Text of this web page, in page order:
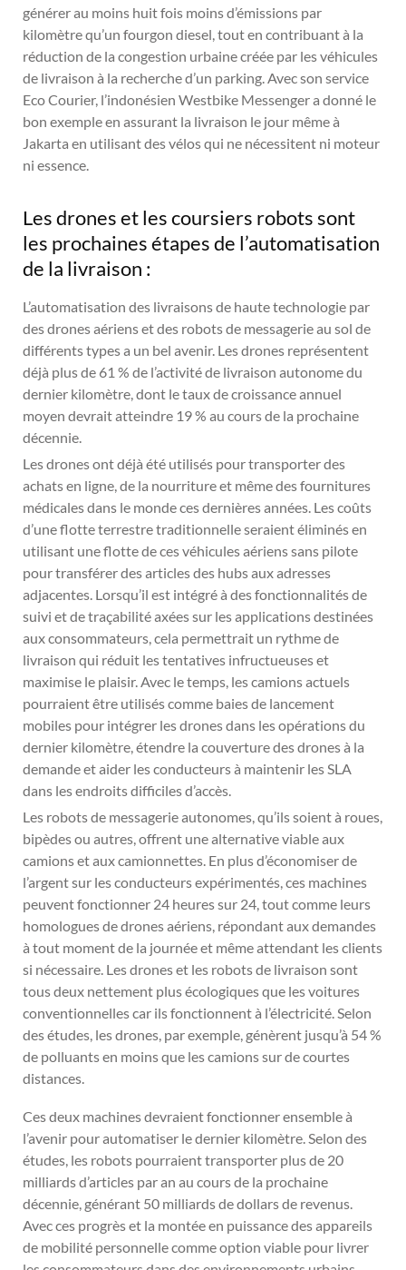
générer au moins huit fois moins d’émissions par
kilomètre qu’un fourgon diesel, tout en contribuant à la
réduction de la congestion urbaine créée par les véhicules
de livraison à la recherche d’un parking. Avec son service
Eco Courier, l’indonésien Westbike Messenger a donné le
bon exemple en assurant la livraison le jour même à
Jakarta en utilisant des vélos qui ne nécessitent ni moteur
ni essence.
Les drones et les coursiers robots sont
les prochaines étapes de l’automatisation
de la livraison :
L’automatisation des livraisons de haute technologie par
des drones aériens et des robots de messagerie au sol de
différents types a un bel avenir. Les drones représentent
déjà plus de 61 % de l’activité de livraison autonome du
dernier kilomètre, dont le taux de croissance annuel
moyen devrait atteindre 19 % au cours de la prochaine
décennie.
Les drones ont déjà été utilisés pour transporter des
achats en ligne, de la nourriture et même des fournitures
médicales dans le monde ces dernières années. Les coûts
d’une flotte terrestre traditionnelle seraient éliminés en
utilisant une flotte de ces véhicules aériens sans pilote
pour transférer des articles des hubs aux adresses
adjacentes. Lorsqu’il est intégré à des fonctionnalités de
suivi et de traçabilité axées sur les applications destinées
aux consommateurs, cela permettrait un rythme de
livraison qui réduit les tentatives infructueuses et
maximise le plaisir. Avec le temps, les camions actuels
pourraient être utilisés comme baies de lancement
mobiles pour intégrer les drones dans les opérations du
dernier kilomètre, étendre la couverture des drones à la
demande et aider les conducteurs à maintenir les SLA
dans les endroits difficiles d’accès.
Les robots de messagerie autonomes, qu’ils soient à roues,
bipèdes ou autres, offrent une alternative viable aux
camions et aux camionnettes. En plus d’économiser de
l’argent sur les conducteurs expérimentés, ces machines
peuvent fonctionner 24 heures sur 24, tout comme leurs
homologues de drones aériens, répondant aux demandes
à tout moment de la journée et même attendant les clients
si nécessaire. Les drones et les robots de livraison sont
tous deux nettement plus écologiques que les voitures
conventionnelles car ils fonctionnent à l’électricité. Selon
des études, les drones, par exemple, génèrent jusqu’à 54 %
de polluants en moins que les camions sur de courtes
distances.
Ces deux machines devraient fonctionner ensemble à
l’avenir pour automatiser le dernier kilomètre. Selon des
études, les robots pourraient transporter plus de 20
milliards d’articles par an au cours de la prochaine
décennie, générant 50 milliards de dollars de revenus.
Avec ces progrès et la montée en puissance des appareils
de mobilité personnelle comme option viable pour livrer